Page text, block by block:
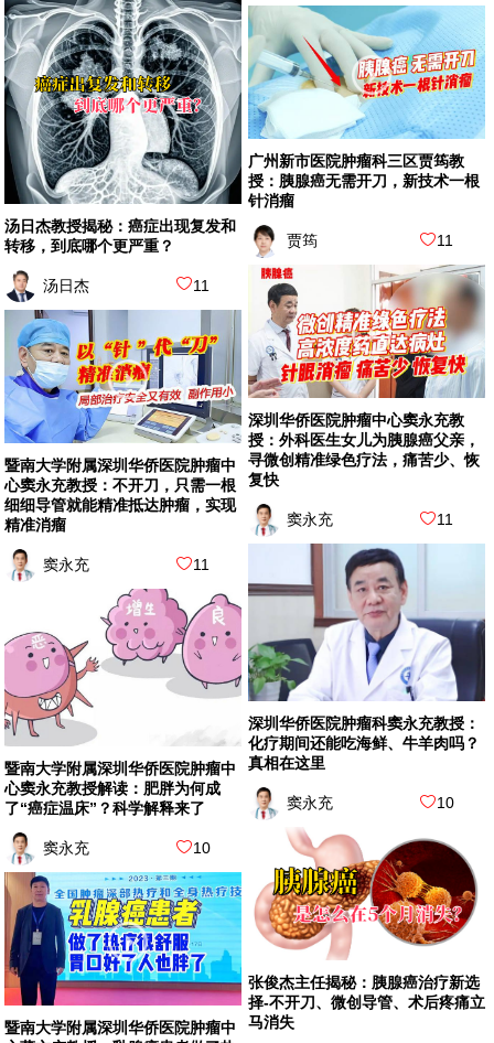
汤日杰教授揭秘：癌症出现复发和
转移，到底哪个更严重？
汤日杰 11
广州新市医院肿瘤科三区贾筠教
授：胰腺癌无需开刀，新技术一根
针消瘤
贾筠 11
深圳华侨医院肿瘤中心窦永充教
授：外科医生女儿为胰腺癌父亲，
寻微创精准绿色疗法，痛苦少、恢
复快
窦永充 11
暨南大学附属深圳华侨医院肿瘤中
心窦永充教授：不开刀，只需一根
细细导管就能精准抵达肿瘤，实现
精准消瘤
窦永充 11
深圳华侨医院肿瘤科窦永充教授：
化疗期间还能吃海鲜、牛羊肉吗？
真相在这里
窦永充 10
暨南大学附属深圳华侨医院肿瘤中
心窦永充教授解读：肥胖为何成
了“癌症温床”？科学解释来了
窦永充 10
张俊杰主任揭秘：胰腺癌治疗新选
择-不开刀、微创导管、术后疼痛立
马消失
暨南大学附属深圳华侨医院肿瘤中